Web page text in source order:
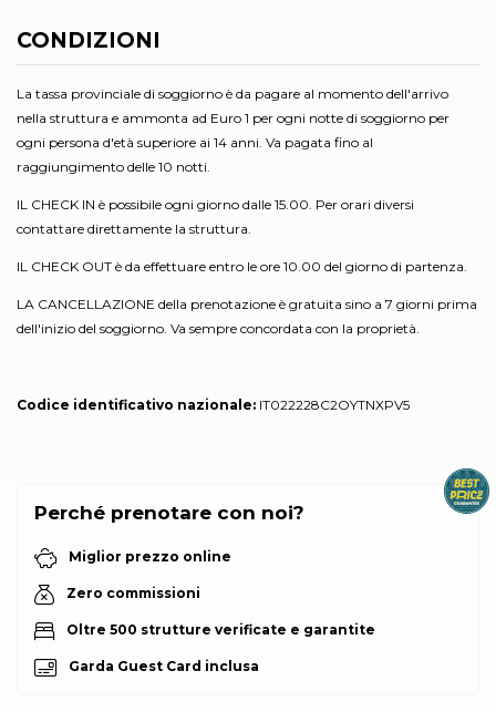
CONDIZIONI
La tassa provinciale di soggiorno è da pagare al momento dell'arrivo
nella struttura e ammonta ad Euro 1 per ogni notte di soggiorno per
ogni persona d'età superiore ai 14 anni. Va pagata fino al
raggiungimento delle 10 notti.
IL CHECK IN è possibile ogni giorno dalle 15.00. Per orari diversi
contattare direttamente la struttura.
IL CHECK OUT è da effettuare entro le ore 10.00 del giorno di partenza.
LA CANCELLAZIONE della prenotazione è gratuita sino a 7 giorni prima
dell'inizio del soggiorno. Va sempre concordata con la proprietà.
Codice identificativo nazionale: IT022228C2OYTNXPV5
Perché prenotare con noi?
Miglior prezzo online
Zero commissioni
Oltre 500 strutture verificate e garantite
Garda Guest Card inclusa